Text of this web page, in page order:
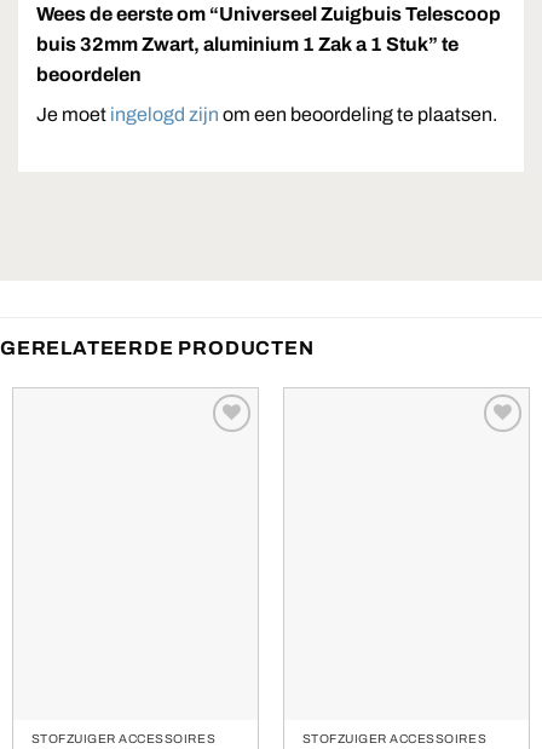
Wees de eerste om “Universeel Zuigbuis Telescoop
buis 32mm Zwart, aluminium 1 Zak a 1 Stuk” te
beoordelen
Je moet ingelogd zijn om een beoordeling te plaatsen.
GERELATEERDE PRODUCTEN
STOFZUIGER ACCESSOIRES STOFZUIGER ACCESSOIRES